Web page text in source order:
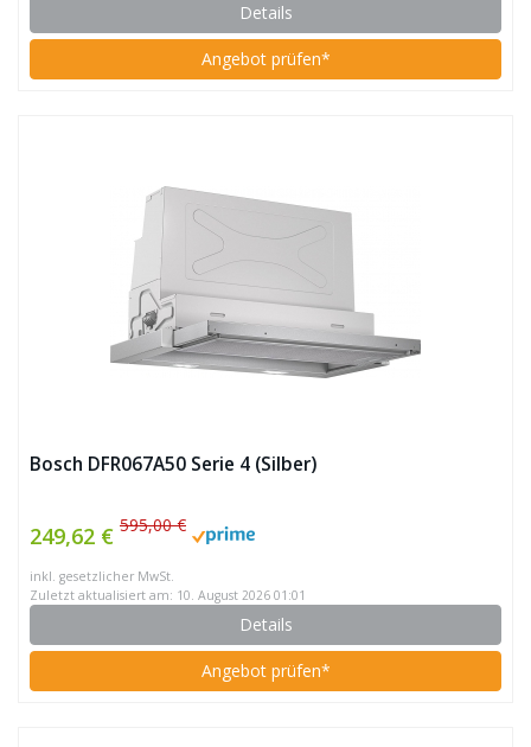
Details
Angebot prüfen*
Bosch DFR067A50 Serie 4 (Silber)
249,62 € 595,00 €
inkl. gesetzlicher MwSt.
Zuletzt aktualisiert am: 10. August 2026 01:01
Details
Angebot prüfen*